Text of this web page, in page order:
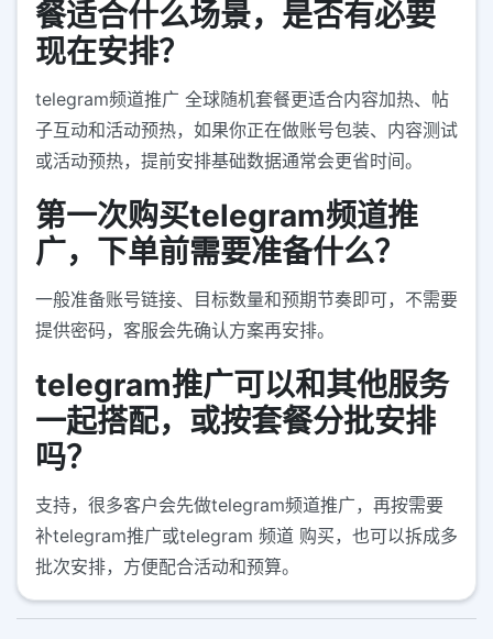
餐适合什么场景，是否有必要
现在安排？
telegram频道推广 全球随机套餐更适合内容加热、帖
子互动和活动预热，如果你正在做账号包装、内容测试
或活动预热，提前安排基础数据通常会更省时间。
第一次购买telegram频道推
广，下单前需要准备什么？
一般准备账号链接、目标数量和预期节奏即可，不需要
提供密码，客服会先确认方案再安排。
telegram推广可以和其他服务
一起搭配，或按套餐分批安排
吗？
支持，很多客户会先做telegram频道推广，再按需要
补telegram推广或telegram 频道 购买，也可以拆成多
批次安排，方便配合活动和预算。